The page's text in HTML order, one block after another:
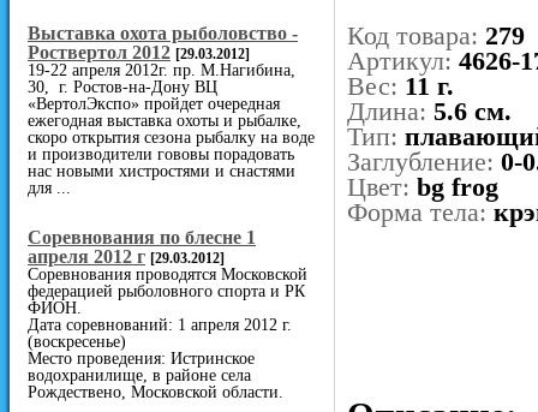
Выставка охота рыболовство -
Роствертол 2012 [29.03.2012]
19-22 апреля 2012г. пр. М.Нагибина,
30, г. Ростов-на-Дону ВЦ
«ВертолЭкспо» пройдет очередная
ежегодная выставка охоты и рыбалке,
скоро открытия сезона рыбалку на воде
и производители гововы порадовать
нас новыми хистростями и снастями
для ...
Cоревнования по блесне 1
апреля 2012 г [29.03.2012]
Соревнования проводятся Московской
федерацией рыболовного спорта и РК
ФИОН.
Дата соревнований: 1 апреля 2012 г.
(воскресенье)
Место проведения: Истринское
водохранилище, в районе села
Рождествено, Московской области.
Код товара: 279
Артикул: 4626-
Вес: 11 г.
Длина: 5.6 см.
Тип:
Заглубление: 0-
Цвет: bg frog
Форма тела: